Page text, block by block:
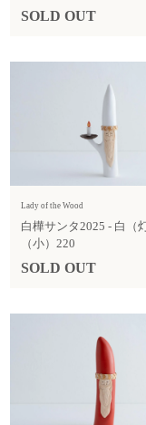
SOLD OUT
Lady of the Wood
白樺サンタ2025 - 白（
（小）220
SOLD OUT